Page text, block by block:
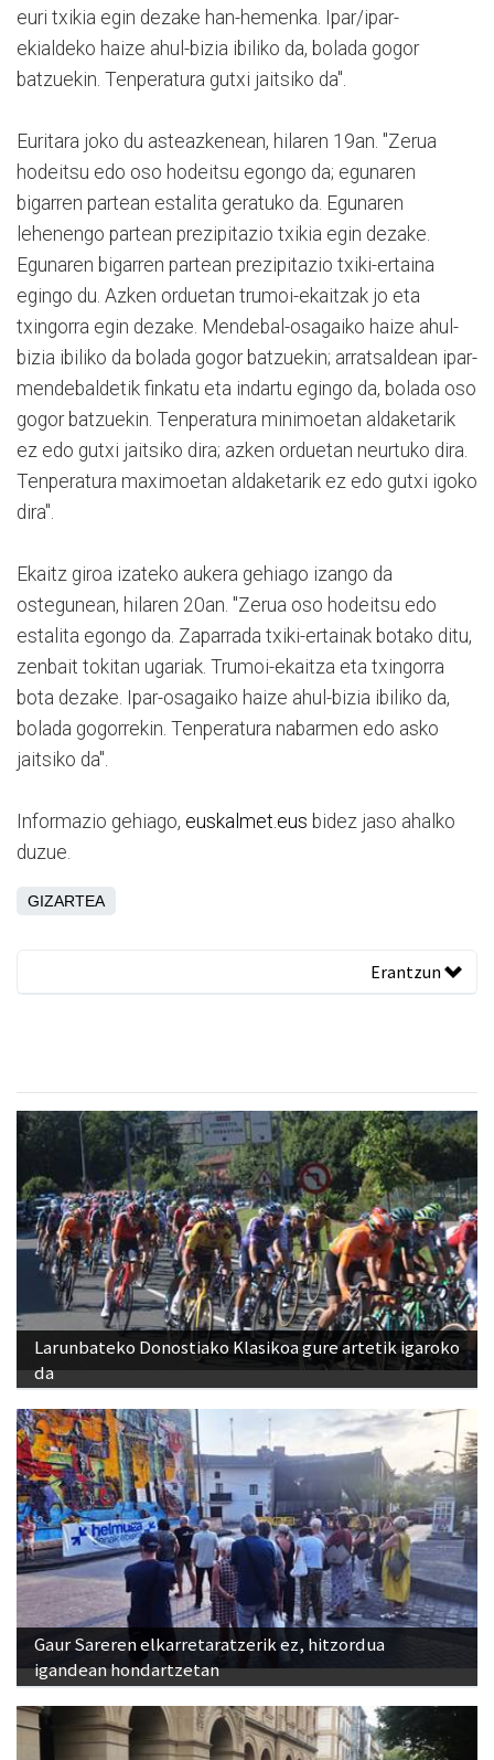
euri txikia egin dezake han-hemenka. Ipar/ipar-
ekialdeko haize ahul-bizia ibiliko da, bolada gogor
batzuekin. Tenperatura gutxi jaitsiko da".
Euritara joko du asteazkenean, hilaren 19an. "Zerua
hodeitsu edo oso hodeitsu egongo da; egunaren
bigarren partean estalita geratuko da. Egunaren
lehenengo partean prezipitazio txikia egin dezake.
Egunaren bigarren partean prezipitazio txiki-ertaina
egingo du. Azken orduetan trumoi-ekaitzak jo eta
txingorra egin dezake. Mendebal-osagaiko haize ahul-
bizia ibiliko da bolada gogor batzuekin; arratsaldean ipar-
mendebaldetik finkatu eta indartu egingo da, bolada oso
gogor batzuekin. Tenperatura minimoetan aldaketarik
ez edo gutxi jaitsiko dira; azken orduetan neurtuko dira.
Tenperatura maximoetan aldaketarik ez edo gutxi igoko
dira".
Ekaitz giroa izateko aukera gehiago izango da
ostegunean, hilaren 20an. "Zerua oso hodeitsu edo
estalita egongo da. Zaparrada txiki-ertainak botako ditu,
zenbait tokitan ugariak. Trumoi-ekaitza eta txingorra
bota dezake. Ipar-osagaiko haize ahul-bizia ibiliko da,
bolada gogorrekin. Tenperatura nabarmen edo asko
jaitsiko da".
Informazio gehiago, euskalmet.eus bidez jaso ahalko
duzue.
GIZARTEA
Erantzun
Larunbateko Donostiako Klasikoa gure artetik igaroko
da
Gaur Sareren elkarretaratzerik ez, hitzordua
igandean hondartzetan